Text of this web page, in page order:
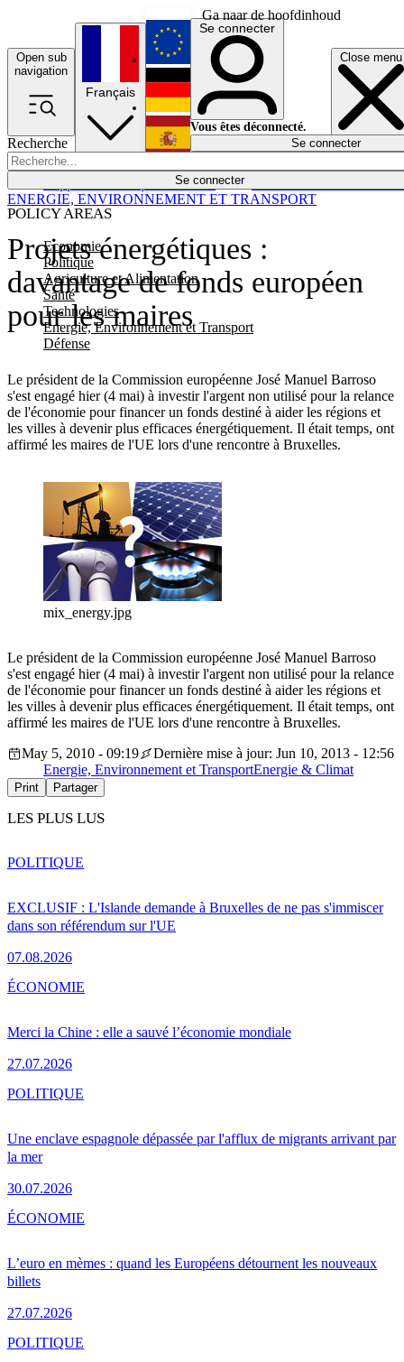
Ga naar de hoofdinhoud
Open sub
navigation
Close menu
Recherche
Se connecter
POLICY AREAS
Economie
Politique
Agriculture et Alimentation
Santé
Technologies
Energie, Environnement et Transport
Défense
Économie
Français
English
Deutsch
Español
Se connecter
Vous êtes déconnecté.
Se connecter
Projets énergétiques :
davantage de fonds européen
pour les maires
Le président de la Commission européenne José Manuel Barroso
s'est engagé hier (4 mai) à investir l'argent non utilisé pour la relance
de l'économie pour financer un fonds destiné à aider les régions et
les villes à devenir plus efficaces énergétiquement. Il était temps, ont
affirmé les maires de l'UE lors d'une rencontre à Bruxelles.
ENERGIE, ENVIRONNEMENT ET TRANSPORT
mix_energy.jpg
Le président de la Commission européenne José Manuel Barroso
s'est engagé hier (4 mai) à investir l'argent non utilisé pour la relance
de l'économie pour financer un fonds destiné à aider les régions et
les villes à devenir plus efficaces énergétiquement. Il était temps, ont
affirmé les maires de l'UE lors d'une rencontre à Bruxelles.
May 5, 2010 - 09:19
Dernière mise à jour: Jun 10, 2013 - 12:56
Energie, Environnement et TransportEnergie & Climat
Print Partager
LES PLUS LUS
EXCLUSIF : L'Islande demande à Bruxelles de ne pas s'immiscer
dans son référendum sur l'UE
07.08.2026
POLITIQUE
Merci la Chine : elle a sauvé l’économie mondiale
27.07.2026
ÉCONOMIE
Une enclave espagnole dépassée par l'afflux de migrants arrivant par
la mer
30.07.2026
POLITIQUE
L’euro en mèmes : quand les Européens détournent les nouveaux
billets
27.07.2026
ÉCONOMIE
POLITIQUE